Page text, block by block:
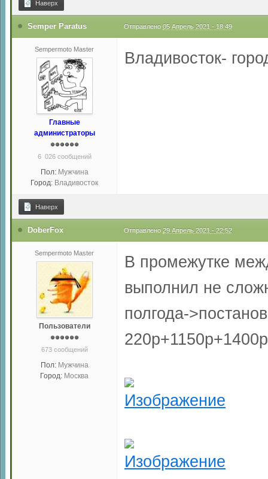
Наверх
Semper Paratus Отправлено 05 Апрель 2021 - 18:49
Sempermoto Master
Главные
администраторы
6 026 сообщений
Пол: Мужчина
Город: Владивосток
Владивосток-
Наверх
DoberFox Отправлено 29 Апрель 2021 - 22:52
Sempermoto Master
Пользователи
673 сообщений
Пол: Мужчина
Город: Москва
В промежутке
выполнил не
полгода-